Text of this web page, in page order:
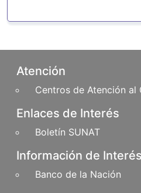
Pie de página
Atención
Centros de Atención al
Enlaces de Interés
Boletín SUNAT
Información de Interés
Banco de la Nación